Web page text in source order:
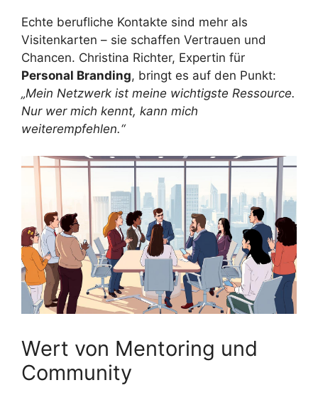
Echte berufliche Kontakte sind mehr als
Visitenkarten – sie schaffen Vertrauen und
Chancen. Christina Richter, Expertin für
Personal Branding, bringt es auf den Punkt:
„Mein Netzwerk ist meine wichtigste Ressource.
Nur wer mich kennt, kann mich
weiterempfehlen.“
Wert von Mentoring und
Community